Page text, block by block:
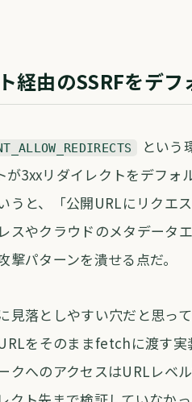
経由のSSRFをデ
という
3xxリダイレクトをデフォ
うと、「公開URLにリクエ
スやクラウドのメタデータ
撃パターンを潰せる点だ。
見落としやすい穴だと思っ
をそのままfetchに渡す
クへのアクセスはURLレベ